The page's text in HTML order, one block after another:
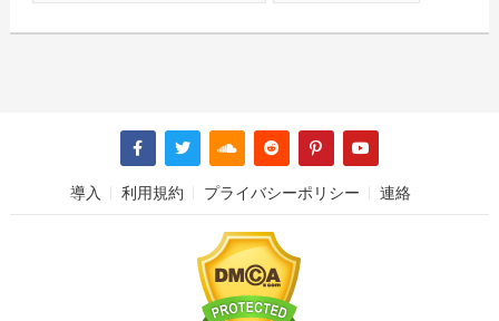
導入 利用規約 プライバシーポリシー 連絡